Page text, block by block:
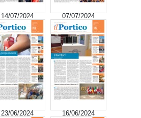
14/07/2024 07/07/2024
23/06/2024 16/06/2024